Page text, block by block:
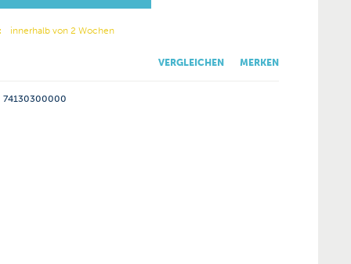
innerhalb von 2 Wochen
VERGLEICHEN MERKEN
74130300000